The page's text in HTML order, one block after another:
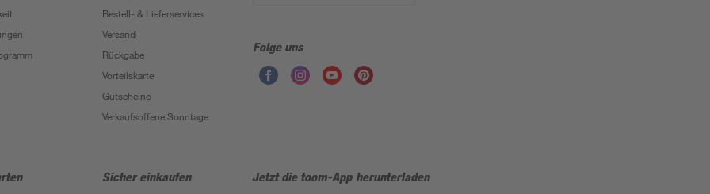
Bestell- & Lieferservices
Versand
Rückgabe
Vorteilskarte
Gutscheine
Verkaufsoffene Sonntage
Folge uns
Sicher einkaufen Jetzt die toom-App herunterladen